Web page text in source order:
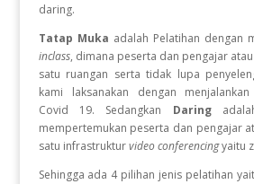
daring.
Tatap Muka adalah Pelatihan dengan
inclass, dimana peserta dan pengajar
satu ruangan serta tidak lupa
kami laksanakan dengan
Covid 19. Sedangkan Daring
mempertemukan peserta dan pengajar
satu infrastrukturvideo conferencingyaitu
Sehingga ada 4 pilihan jenis pelatihan